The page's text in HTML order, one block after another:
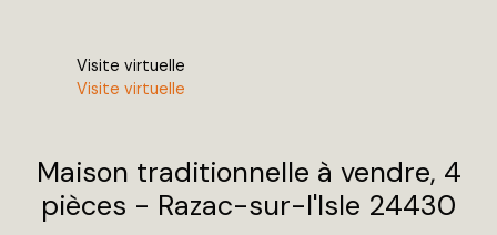
Visite virtuelle
Visite virtuelle
Maison traditionnelle à vendre, 4
pièces - Razac-sur-l'Isle 24430